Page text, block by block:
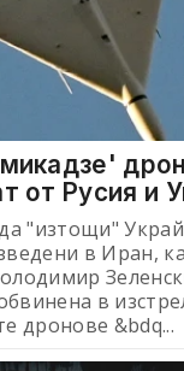
от Русия и
"изтощи"
в Иран,
в
дронове &bdq...